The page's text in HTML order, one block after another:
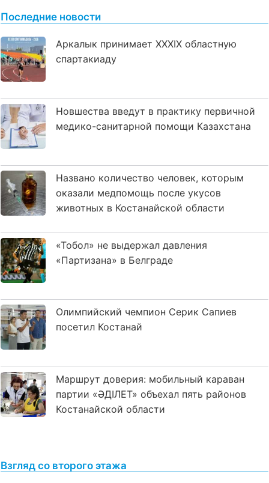
Последние новости
Аркалык принимает XXXIX областную
спартакиаду
Новшества введут в практику первичной
медико-санитарной помощи Казахстана
Названо количество человек, которым
оказали медпомощь после укусов
животных в Костанайской области
«Тобол» не выдержал давления
«Партизана» в Белграде
Олимпийский чемпион Серик Сапиев
посетил Костанай
Маршрут доверия: мобильный караван
партии «ӘДІЛЕТ» объехал пять районов
Костанайской области
Взгляд со второго этажа